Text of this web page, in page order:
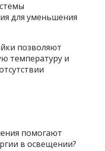
для уменьшения
позволяют
температуру и
помогают
в освещении?